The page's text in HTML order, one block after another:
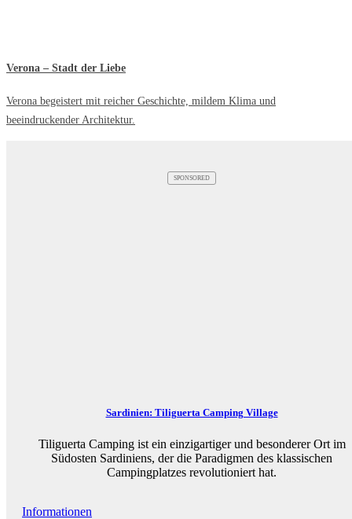
Verona – Stadt der Liebe
Verona begeistert mit reicher Geschichte, mildem Klima und
beeindruckender Architektur.
SPONSORED
Sardinien: Tiliguerta Camping Village
Tiliguerta Camping ist ein einzigartiger und besonderer Ort im
Südosten Sardiniens, der die Paradigmen des klassischen
Campingplatzes revolutioniert hat.
Informationen